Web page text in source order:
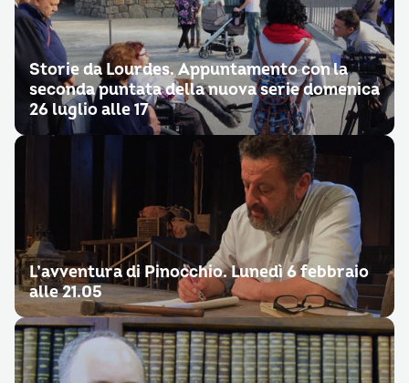
Storie da Lourdes. Appuntamento con la
seconda puntata della nuova serie domenica
26 luglio alle 17
L’avventura di Pinocchio. Lunedì 6 febbraio
alle 21.05